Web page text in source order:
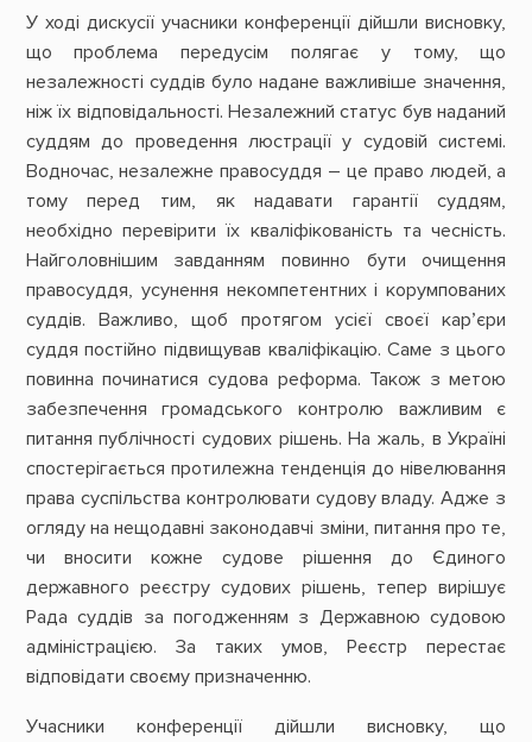
У ході дискусії учасники конференції дійшли висновку,
що проблема передусім полягає у тому, що
незалежності суддів було надане важливіше значення,
ніж їх відповідальності. Незалежний статус був наданий
суддям до проведення люстрації у судовій системі.
Водночас, незалежне правосуддя – це право людей, а
тому перед тим, як надавати гарантії суддям,
необхідно перевірити їх кваліфікованість та чесність.
Найголовнішим завданням повинно бути очищення
правосуддя, усунення некомпетентних і корумпованих
суддів. Важливо, щоб протягом усієї своєї кар’єри
суддя постійно підвищував кваліфікацію. Саме з цього
повинна починатися судова реформа. Також з метою
забезпечення громадського контролю важливим є
питання публічності судових рішень. На жаль, в Україні
спостерігається протилежна тенденція до нівелювання
права суспільства контролювати судову владу. Адже з
огляду на нещодавні законодавчі зміни, питання про те,
чи вносити кожне судове рішення до Єдиного
державного реєстру судових рішень, тепер вирішує
Рада суддів за погодженням з Державною судовою
адміністрацією. За таких умов, Реєстр перестає
відповідати своєму призначенню.
Учасники конференції дійшли висновку, що